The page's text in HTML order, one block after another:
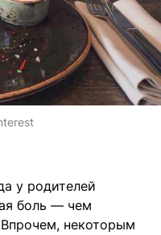
у родителей
боль — чем
некоторым